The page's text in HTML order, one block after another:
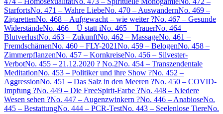
StarfortsNo. 471 – Wahre LiebeNo. 470 – AuswandernNo. 469 –
ZigarettenNo. 468 – Aufgewacht – wie weiter ?No. 467 – Gesunde
WiderständeNo. 466 – Ü statt iNo. 465 – TrauerNo. 464 –
BlutverlustNo. 463 – ZukunftNo. 462 – MassageNo. 461 –
FremdschämenNo. 460 – FLY-2021No. 459 – BelogenNo. 458 –
ZimmerpflanzenNo. 457 – KornkreiseNo. 456 – Silvester-
VerbotNo. 455 – 21.12.2020 ? No.2No. 454 – Transzendentale
MeditationNo. 453 – Politiker und ihre Show ?No. 452 –
AggressionNo. 451 – Das Salz in den Meeren ?No. 450 – COVID-
Impfung ?No. 449 – Die FreeSpirit-Farbe ?No. 448 – Niedere
Wesen sehen ?No. 447 – Augenzwinkern ?No. 446 – AnabioseNo.
445 – BestattungNo. 444 – PCR-TestNo. 443 – Seelenlose TiereNo.